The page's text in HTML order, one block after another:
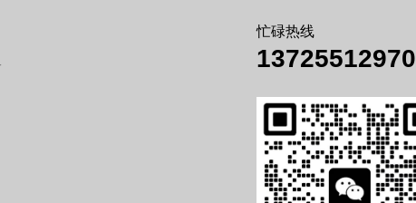
忙碌热线
13725512970